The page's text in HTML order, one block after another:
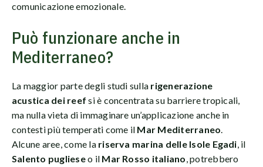
comunicazione emozionale.
Può funzionare anche in
Mediterraneo?
La maggior parte degli studi sulla rigenerazione
acustica dei reef si è concentrata su barriere tropicali,
ma nulla vieta di immaginare un’applicazione anche in
contesti più temperati come il Mar Mediterraneo.
Alcune aree, come la riserva marina delle Isole Egadi, il
Salento puglieseo il Mar Rosso italiano, potrebbero